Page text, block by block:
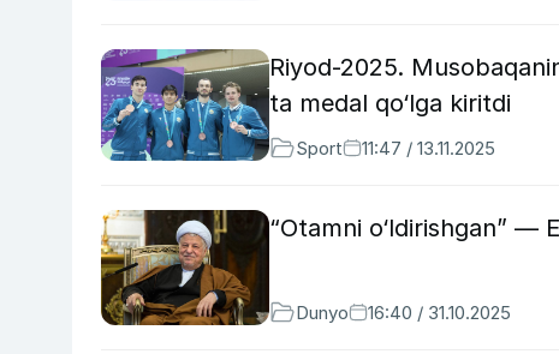
Riyod-2025.
ta medal qo‘lga kiritdi
Sport 11:47 / 13.11.2025
“Otamni o‘ldirishgan” —
Dunyo 16:40 / 31.10.2025